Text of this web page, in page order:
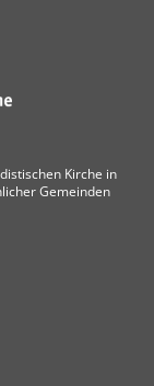
Kirche in
Gemeinden